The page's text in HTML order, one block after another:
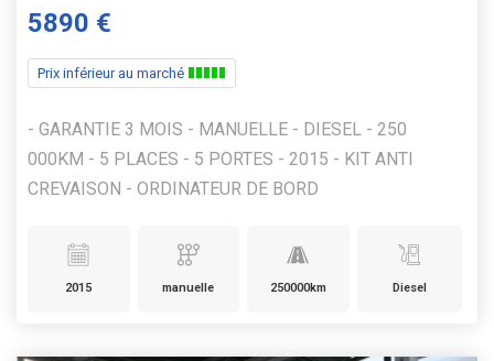
5890 €
Prix inférieur au marché
- GARANTIE 3 MOIS - MANUELLE - DIESEL - 250
000KM - 5 PLACES - 5 PORTES - 2015 - KIT ANTI
CREVAISON - ORDINATEUR DE BORD
2015 manuelle 250000km Diesel